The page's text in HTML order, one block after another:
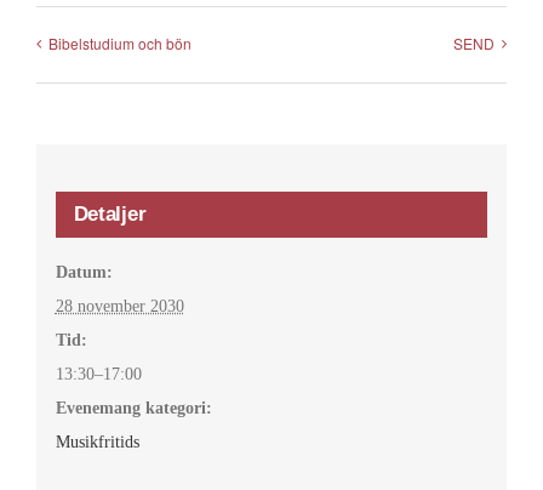
Bibelstudium och bön SEND
Detaljer
Datum:
28 november 2030
Tid:
13:30–17:00
Evenemang kategori:
Musikfritids